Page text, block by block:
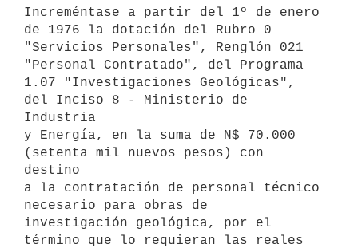
Increméntase a partir del 1º de enero
de 1976 la dotación del Rubro 0
"Servicios Personales", Renglón 021
"Personal Contratado", del Programa
1.07 "Investigaciones Geológicas",
del Inciso 8 - Ministerio de
Industria
y Energía, en la suma de N$ 70.000
(setenta mil nuevos pesos) con
destino
a la contratación de personal técnico
necesario para obras de
investigación geológica, por el
término que lo requieran las reales